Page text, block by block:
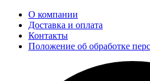
О компании
Доставка и оплата
Контакты
Положение об обработке